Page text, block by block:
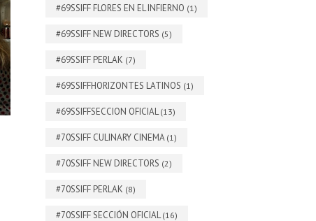
#69SSIFF FLORES EN EL INFIERNO (1)
#69SSIFF NEW DIRECTORS (5)
#69SSIFF PERLAK (7)
#69SSIFFHORIZONTES LATINOS (1)
#69SSIFFSECCION OFICIAL(13)
#70SSIFF CULINARY CINEMA (1)
#70SSIFF NEW DIRECTORS (2)
#70SSIFF PERLAK (8)
#70SSIFF SECCIÓN OFICIAL(16)